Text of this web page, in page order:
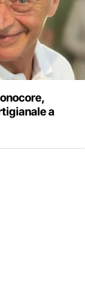
a